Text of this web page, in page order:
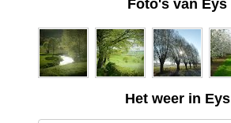
Foto's van Eys
Het weer in Eys